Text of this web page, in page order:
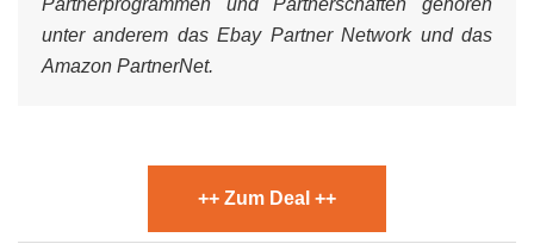
Partnerprogrammen und Partnerschaften gehören
unter anderem das Ebay Partner Network und das
Amazon PartnerNet.
++ Zum Deal ++